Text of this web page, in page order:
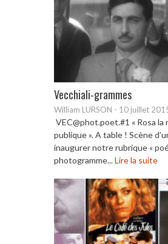
Vecchiali-grammes
William LURSON - 10 juillet
VEC@phot.poet.#1 « Rosa la
publique ». A table ! Scène
inaugurer notre rubrique «
photogramme...Lire la suite